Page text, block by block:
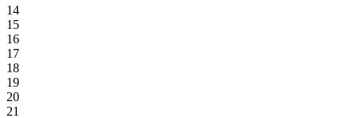
14
15
16
17
18
19
20
21